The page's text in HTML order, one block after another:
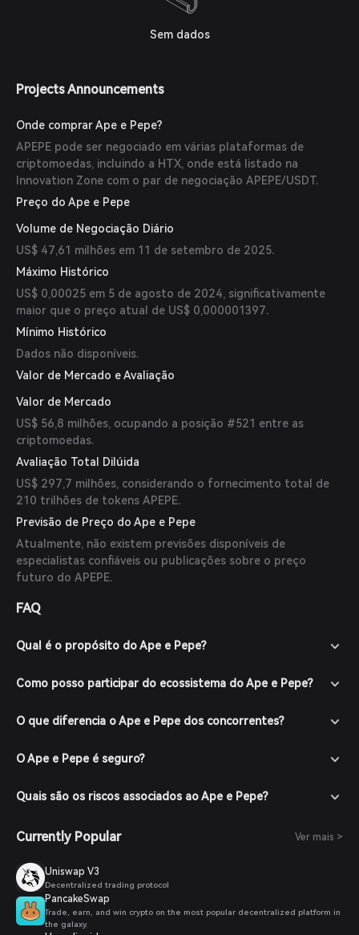
Sem dados
Projects Announcements
Onde comprar Ape e Pepe?
APEPE pode ser negociado em várias plataformas de
criptomoedas, incluindo a HTX, onde está listado na
Innovation Zone com o par de negociação APEPE/USDT.
Preço do Ape e Pepe
Volume de Negociação Diário
US$ 47,61 milhões em 11 de setembro de 2025.
Máximo Histórico
US$ 0,00025 em 5 de agosto de 2024, significativamente
maior que o preço atual de US$ 0,000001397.
Mínimo Histórico
Dados não disponíveis.
Valor de Mercado e Avaliação
Valor de Mercado
US$ 56,8 milhões, ocupando a posição #521 entre as
criptomoedas.
Avaliação Total Dilúida
US$ 297,7 milhões, considerando o fornecimento total de
210 trilhões de tokens APEPE.
Previsão de Preço do Ape e Pepe
Atualmente, não existem previsões disponíveis de
especialistas confiáveis ou publicações sobre o preço
futuro do APEPE.
FAQ
Qual é o propósito do Ape e Pepe?
Como posso participar do ecossistema do Ape e Pepe?
O que diferencia o Ape e Pepe dos concorrentes?
O Ape e Pepe é seguro?
Quais são os riscos associados ao Ape e Pepe?
Currently Popular Ver mais >
Uniswap V3
Decentralized trading protocol
PancakeSwap
Trade, earn, and win crypto on the most popular decentralized platform in
the galaxy.